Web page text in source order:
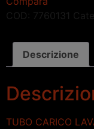
COD: 7760131
Descrizione
TUBO CARICO